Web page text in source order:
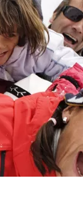
de La Molina
d'esquí de La